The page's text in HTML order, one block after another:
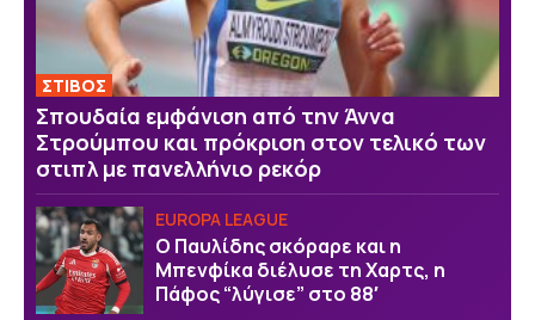
ΣΤΙΒΟΣ
Σπουδαία εμφάνιση από την Άννα
Στρούμπου και πρόκριση στον τελικό των
στιπλ με πανελλήνιο ρεκόρ
EUROPA LEAGUE
Ο Παυλίδης σκόραρε και η
Μπενφίκα διέλυσε τη Χαρτς, η
Πάφος “λύγισε” στο 88′